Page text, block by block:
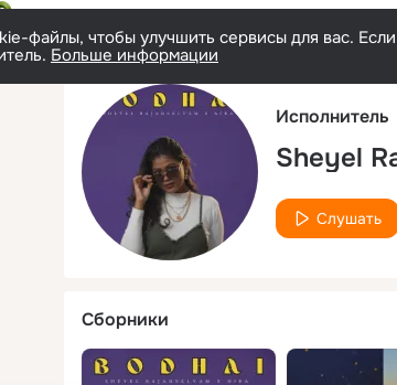
файлы, чтобы улучшить сервисы для вас.
Больше информации
Исполнитель
Sheyel
Слушать
Сборники